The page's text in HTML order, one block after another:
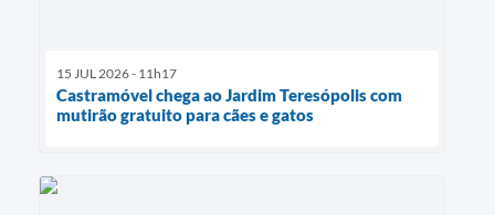
15 JUL 2026 - 11h17
Castramóvel chega ao Jardim Teresópolis com
mutirão gratuito para cães e gatos